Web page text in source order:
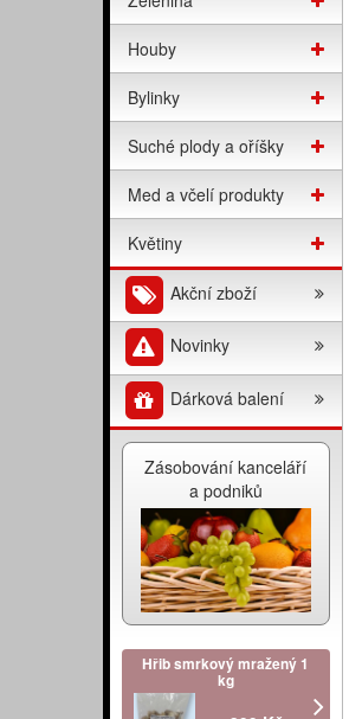
Houby
Bylinky
Suché plody a oříšky
Med a včelí produkty
Květiny
Akční zboží
Novinky
Dárková balení
Zásobování kanceláří
a podniků
Hřib smrkový mražený 1
kg